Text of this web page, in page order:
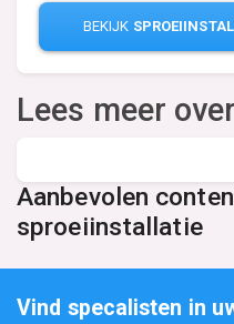
BEKIJK
Lees meer
Aanbevolen
sproeiinstallatie
Vind specalisten in